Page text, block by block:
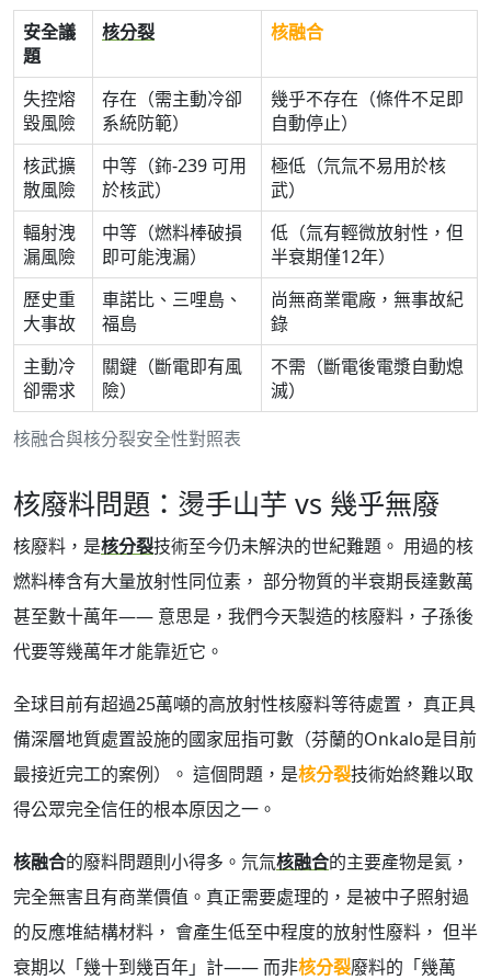
核融合與核分裂安全性對照表
安全議
題
核分裂 核融合
失控熔
毀風險
存在（需主動冷卻
系統防範）
幾乎不存在（條件不足即
自動停止）
核武擴
散風險
中等（鈽-239 可用
於核武）
極低（氘氚不易用於核
武）
輻射洩
漏風險
中等（燃料棒破損
即可能洩漏）
低（氚有輕微放射性，但
半衰期僅12年）
歷史重
大事故
車諾比、三哩島、
福島
尚無商業電廠，無事故紀
錄
主動冷
卻需求
關鍵（斷電即有風
險）
不需（斷電後電漿自動熄
滅）
核廢料問題：燙手山芋 vs 幾乎無廢
核廢料，是核分裂技術至今仍未解決的世紀難題。 用過的核
燃料棒含有大量放射性同位素， 部分物質的半衰期長達數萬
甚至數十萬年—— 意思是，我們今天製造的核廢料，子孫後
代要等幾萬年才能靠近它。
全球目前有超過25萬噸的高放射性核廢料等待處置， 真正具
備深層地質處置設施的國家屈指可數（芬蘭的Onkalo是目前
最接近完工的案例）。 這個問題，是核分裂技術始終難以取
得公眾完全信任的根本原因之一。
核融合的廢料問題則小得多。氘氚核融合的主要產物是氦，
完全無害且有商業價值。真正需要處理的，是被中子照射過
的反應堆結構材料， 會產生低至中程度的放射性廢料， 但半
衰期以「幾十到幾百年」計—— 而非核分裂廢料的「幾萬